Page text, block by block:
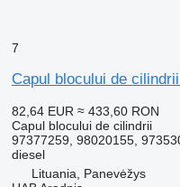
7
Capul blocului de
82,64 EUR ≈ 433,60 RON
Capul blocului de cilindrii
97377259, 98020155,
diesel
Lituania, Panevėžys